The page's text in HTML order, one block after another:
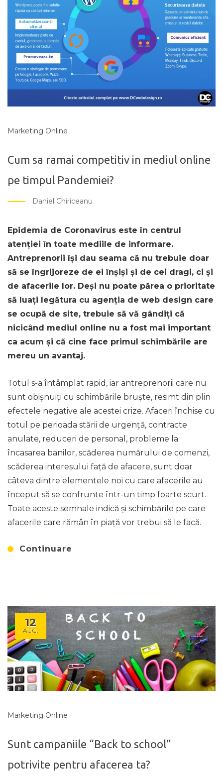
Marketing Online
Cum sa ramai competitiv in mediul online
pe timpul Pandemiei?
Daniel Chiriceanu
Epidemia de Coronavirus este în centrul
atenției în toate mediile de informare.
Antreprenorii își dau seama că nu trebuie doar
să se îngrijoreze de ei înșiși și de cei dragi, ci și
de afacerile lor. Deși nu poate părea o prioritate
să luați legătura cu agenția de web design care
se ocupă de site, trebuie să vă gândiți că
nicicând mediul online nu a fost mai important
ca acum și că cine face primul schimbările are
mereu un avantaj.
Totul s-a întâmplat rapid, iar antreprenorii care nu
sunt obișnuiți cu schimbările bruște, resimt din plin
efectele negative ale acestei crize. Afaceri închise cu
totul pe perioada stării de urgență, contracte
anulate, reduceri de personal, probleme la
încasarea banilor, scăderea numărului de comenzi,
scăderea interesului față de afacere, sunt doar
câteva dintre elementele noi cu care afacerile au
început să se confrunte într-un timp foarte scurt.
Toate aceste semnale indică și schimbările pe care
afacerile care rămân în piață vor trebui să le facă.
Continuare
12
AUG.
Marketing Online
Sunt campaniile “Back to school”
potrivite pentru afacerea ta?